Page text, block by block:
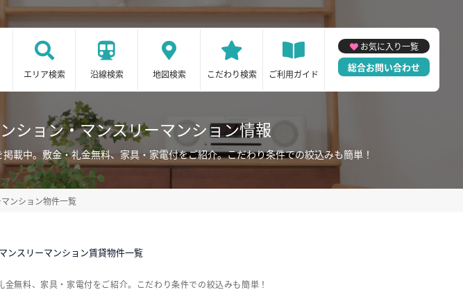
エリア検索 沿線検索 地図検索 こだわり検索 ご利用ガイド
お気に入り一覧
総合お問い合わせ
ション・マンスリーマンション情報
中。敷金・礼金無料、家具・家電付をご紹介。こだわり条件での絞込みも簡単！
ンション物件一覧
ンスリーマンション賃貸物件一覧
無料、家具・家電付をご紹介。こだわり条件での絞込みも簡単！